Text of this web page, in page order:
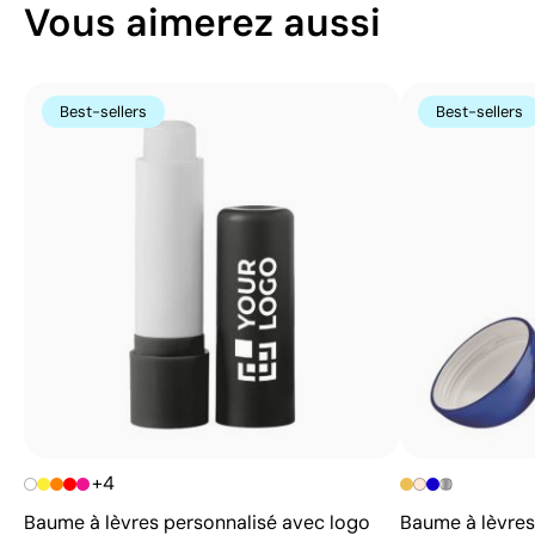
Vous aimerez aussi
Best-sellers
+4
Baume à lèvres personnalisé avec logo
Best-sellers
Baume à